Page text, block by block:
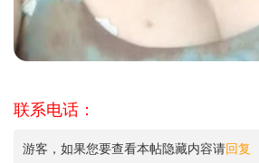
联系电话：
游客，如果您要查看本帖隐藏内容请回复